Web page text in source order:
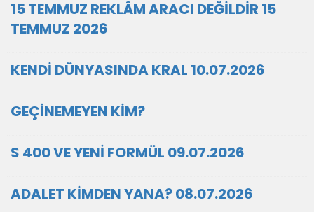
15 TEMMUZ REKLÂM ARACI DEĞİLDİR 15
TEMMUZ 2026
KENDİ DÜNYASINDA KRAL 10.07.2026
GEÇİNEMEYEN KİM?
S 400 VE YENİ FORMÜL 09.07.2026
ADALET KİMDEN YANA? 08.07.2026